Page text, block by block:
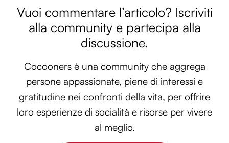
Vuoi commentare l’articolo? Iscriviti
alla community e partecipa alla
discussione.
Cocooners è una community che aggrega
persone appassionate, piene di interessi e
gratitudine nei confronti della vita, per offrire
loro esperienze di socialità e risorse per vivere
al meglio.